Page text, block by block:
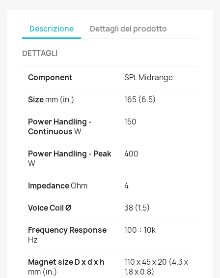
Descrizione Dettagli del prodotto
DETTAGLI
Component SPL Midrange
Sizemm (in.) 165 (6.5)
Power Handling -
ContinuousW
150
Power Handling - Peak
W
400
ImpedanceOhm 4
Voice Coil Ø 38 (1.5)
Frequency Response
Hz
100 ÷ 10k
Magnet size D x d x h
mm (in.)
110 x 45 x 20 (4.3 x
1.8 x 0.8)